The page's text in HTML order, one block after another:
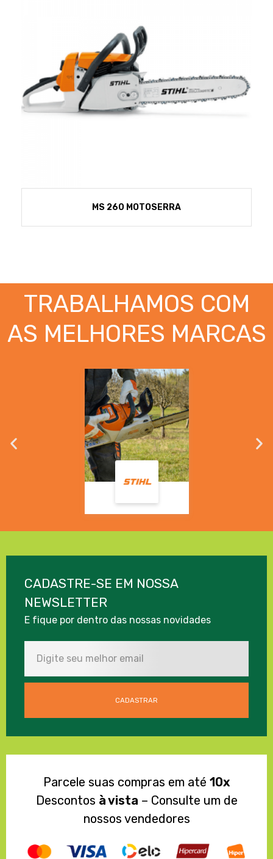
MS 260 MOTOSERRA
TRABALHAMOS COM
AS MELHORES MARCAS
CADASTRE-SE EM NOSSA
NEWSLETTER
E fique por dentro das nossas novidades
Parcele suas compras em até 10x
Descontos à vista – Consulte um de
nossos vendedores